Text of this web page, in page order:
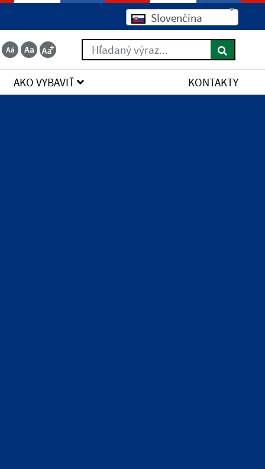
Slovenčina
Hľadaný výraz...
AKO VYBAVIŤ KONTAKTY